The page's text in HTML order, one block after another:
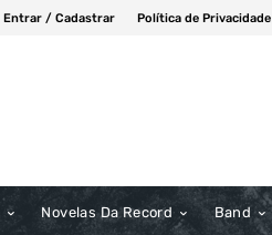
Entrar / Cadastrar Política de Privacidade
Novelas Da Record Band